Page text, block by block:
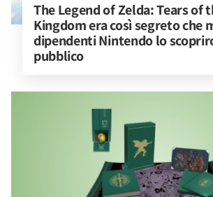
The Legend of Zelda: Tears of
Kingdom era così segreto che
dipendenti Nintendo lo
pubblico